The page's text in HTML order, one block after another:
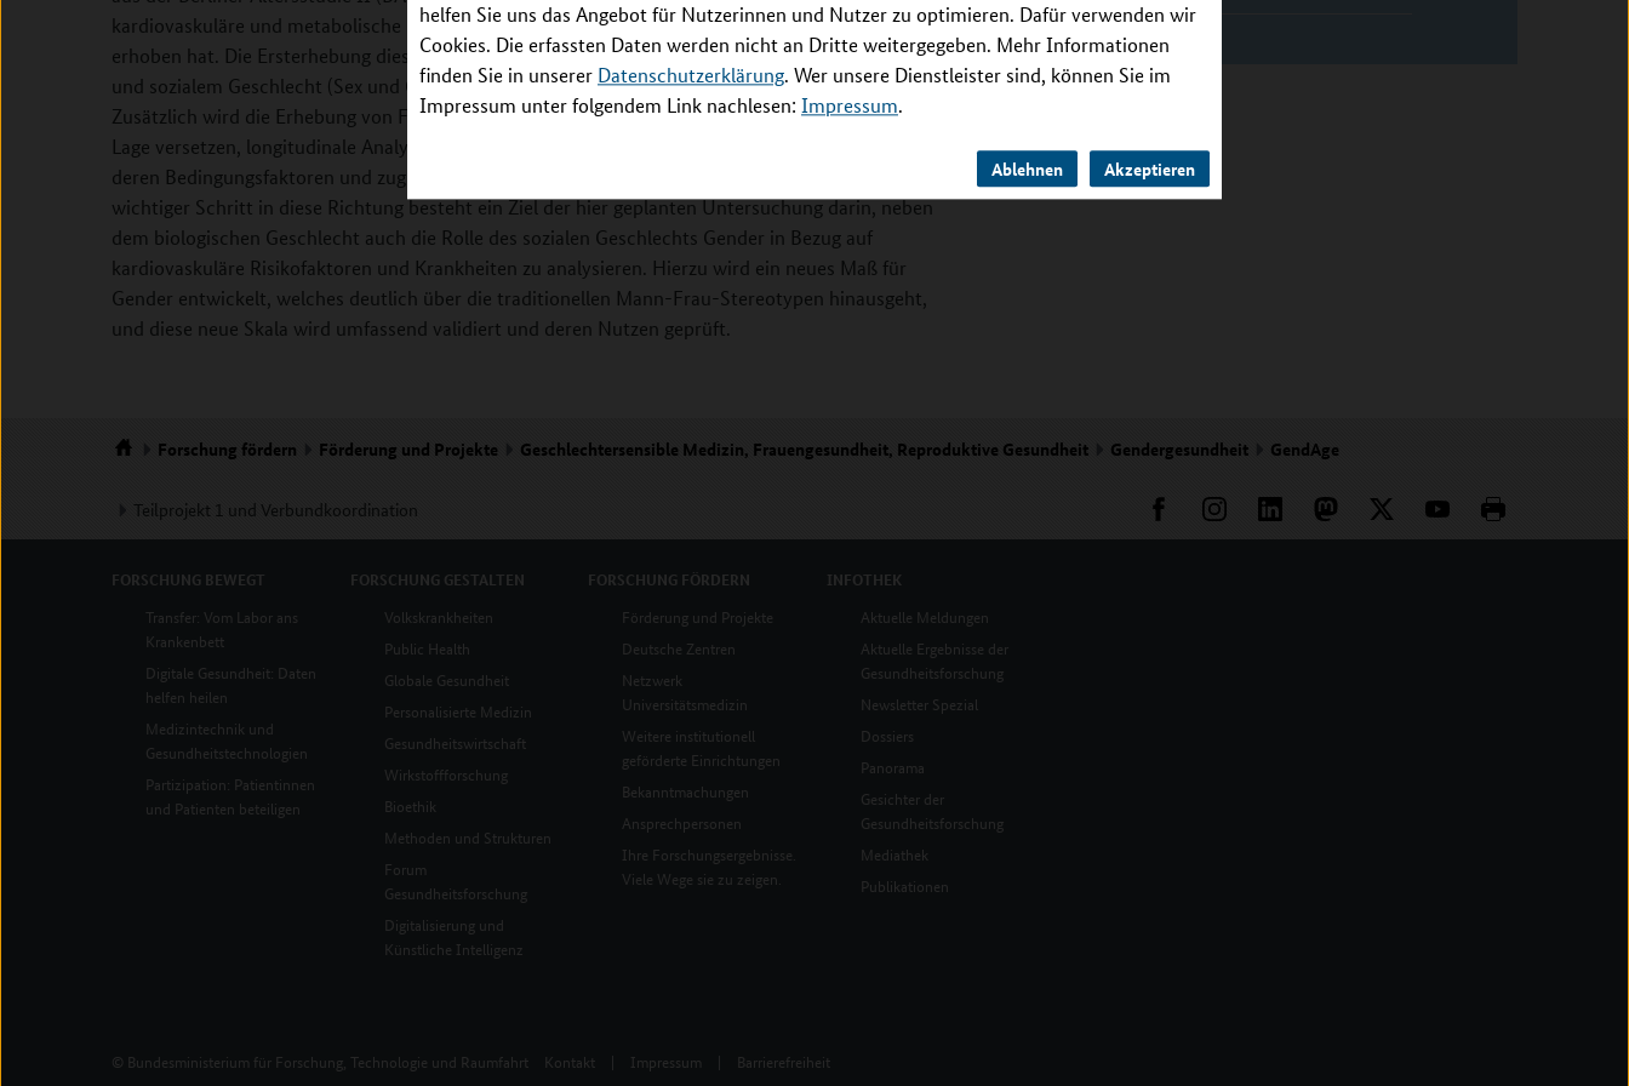
helfen Sie uns das Angebot für Nutzerinnen und Nutzer zu optimieren. Dafür verwenden wir
Cookies. Die erfassten Daten werden nicht an Dritte weitergegeben. Mehr Informationen
finden Sie in unserer Datenschutzerklärung. Wer unsere Dienstleister sind, können Sie im
Impressum unter folgendem Link nachlesen: Impressum.
Ablehnen Akzeptieren
kardiovaskuläre und metabolische Gesundheit, Sozioökonomie und Lebensqualität umfassend
erhoben hat. Die Ersterhebung dieser Studie, bietet die Möglichkeit, Effekte, die von biologischem
und sozialem Geschlecht (Sex und Gender) abhängen, mit Querschnittsdaten zu analysieren.
Zusätzlich wird die Erhebung von Follow-up-Daten als Teil der hier geplanten Untersuchung in die
Lage versetzen, longitudinale Analysen durchzuführen, und damit die Krankheitsentstehung sowie
deren Bedingungsfaktoren und zugrundeliegenden Mechanismen zu untersuchen. Als ein
wichtiger Schritt in diese Richtung besteht ein Ziel der hier geplanten Untersuchung darin, neben
dem biologischen Geschlecht auch die Rolle des sozialen Geschlechts Gender in Bezug auf
kardiovaskuläre Risikofaktoren und Krankheiten zu analysieren. Hierzu wird ein neues Maß für
Gender entwickelt, welches deutlich über die traditionellen Mann-Frau-Stereotypen hinausgeht,
und diese neue Skala wird umfassend validiert und deren Nutzen geprüft.
Forschung fördern Förderung und Projekte Geschlechtersensible Medizin, Frauengesundheit, Reproduktive Gesundheit Gendergesundheit GendAge
Teilprojekt 1 und Verbundkoordination
FORSCHUNG BEWEGT
Transfer: Vom Labor ans
Krankenbett
Digitale Gesundheit: Daten
helfen heilen
Medizintechnik und
Gesundheitstechnologien
Partizipation: Patientinnen
und Patienten beteiligen
FORSCHUNG GESTALTEN
Volkskrankheiten
Public Health
Globale Gesundheit
Personalisierte Medizin
Gesundheitswirtschaft
Wirkstoffforschung
Bioethik
Methoden und Strukturen
Forum
Gesundheitsforschung
Digitalisierung und
Künstliche Intelligenz
FORSCHUNG FÖRDERN
Förderung und Projekte
Deutsche Zentren
Netzwerk
Universitätsmedizin
Weitere institutionell
geförderte Einrichtungen
Bekanntmachungen
Ansprechpersonen
Ihre Forschungsergebnisse.
Viele Wege sie zu zeigen.
INFOTHEK
Aktuelle Meldungen
Aktuelle Ergebnisse der
Gesundheitsforschung
Newsletter Spezial
Dossiers
Panorama
Gesichter der
Gesundheitsforschung
Mediathek
Publikationen
© Bundesministerium für Forschung, Technologie und Raumfahrt Kontakt | Impressum | Barrierefreiheit